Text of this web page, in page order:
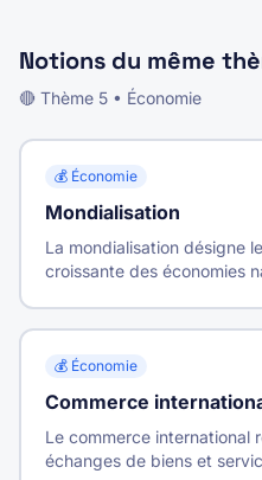
Notions du même
🔴 Thème 5 • Économie
💰 Économie
Mondialisation
La mondialisation désigne
croissante des économies
💰 Économie
Commerce
Le commerce international
échanges de biens et